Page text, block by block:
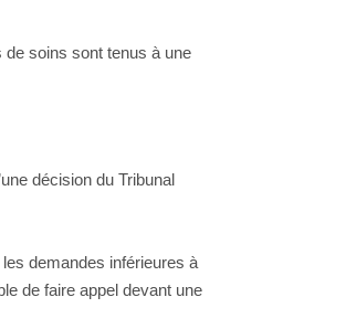
soins sont tenus à une
décision du Tribunal
les demandes inférieures à
de faire appel devant une